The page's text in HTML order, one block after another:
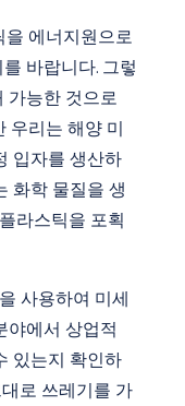
에너지원으로
바랍니다. 그렇
가능한 것으로
우리는 해양 미
입자를 생산하
화학 물질을 생
라스틱을 포획
사용하여 미세
야에서 상업적
있는지 확인하
로 쓰레기를 가